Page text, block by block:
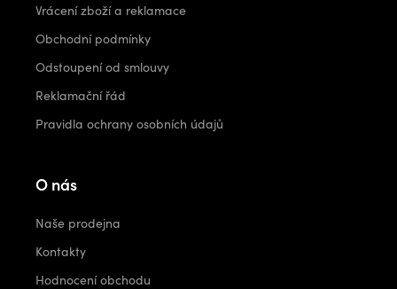
Vrácení zboží a reklamace
Obchodní podmínky
Odstoupení od smlouvy
Reklamační řád
Pravidla ochrany osobních údajů
O nás
Naše prodejna
Kontakty
Hodnocení obchodu